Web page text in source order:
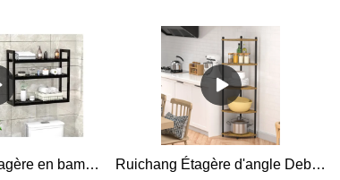
Organisateur d'étagère en bambou à 3 niveaux pour salle de bain Ruichang Étagère d'angle Debout avec 5 Niveaux, bibliothèque, Bois, étagère Debout, étagère de Rangement, étagère de Rangement pour Cuisine